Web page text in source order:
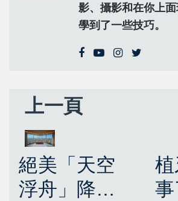
影、攝影和在你上
學到了一些技巧。
上一頁
絕美「天空
浮舟」降臨
植